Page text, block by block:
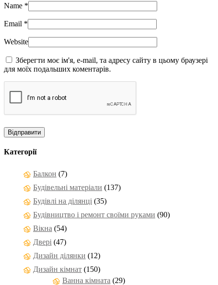
Name *
Email *
Website
Зберегти моє ім'я, e-mail, та адресу сайту в цьому браузері
для моїх подальших коментарів.
Категорії
Балкон (7)
Будівельні матеріали (137)
Будівлі на ділянці (35)
Будівництво і ремонт своїми руками (90)
Вікна (54)
Двері (47)
Дизайн ділянки (12)
Дизайн кімнат (150)
Ванна кімната (29)